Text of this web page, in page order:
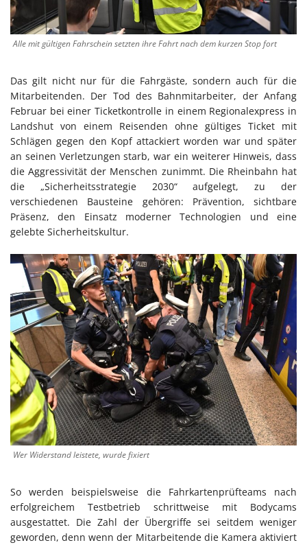
Alle mit gültigen Fahrschein setzten ihre Fahrt nach dem kurzen Stop fort
Das gilt nicht nur für die Fahrgäste, sondern auch für die
Mitarbeitenden. Der Tod des Bahnmitarbeiter, der Anfang
Februar bei einer Ticketkontrolle in einem Regionalexpress in
Landshut von einem Reisenden ohne gültiges Ticket mit
Schlägen gegen den Kopf attackiert worden war und später
an seinen Verletzungen starb, war ein weiterer Hinweis, dass
die Aggressivität der Menschen zunimmt. Die Rheinbahn hat
die „Sicherheitsstrategie 2030“ aufgelegt, zu der
verschiedenen Bausteine gehören: Prävention, sichtbare
Präsenz, den Einsatz moderner Technologien und eine
gelebte Sicherheitskultur.
Wer Widerstand leistete, wurde fixiert
So werden beispielsweise die Fahrkartenprüfteams nach
erfolgreichem Testbetrieb schrittweise mit Bodycams
ausgestattet. Die Zahl der Übergriffe sei seitdem weniger
geworden, denn wenn der Mitarbeitende die Kamera aktiviert